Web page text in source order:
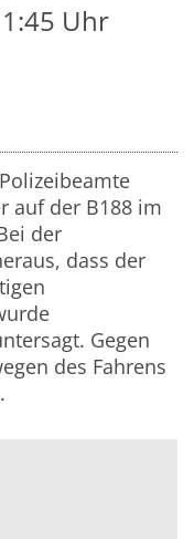
Uhr
auf der B188 im
der
dass der
Gegen
des Fahrens